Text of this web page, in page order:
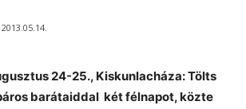
2013.05.14.
24-25., Kiskunlacháza: Tölts
barátaiddal két félnapot, közte